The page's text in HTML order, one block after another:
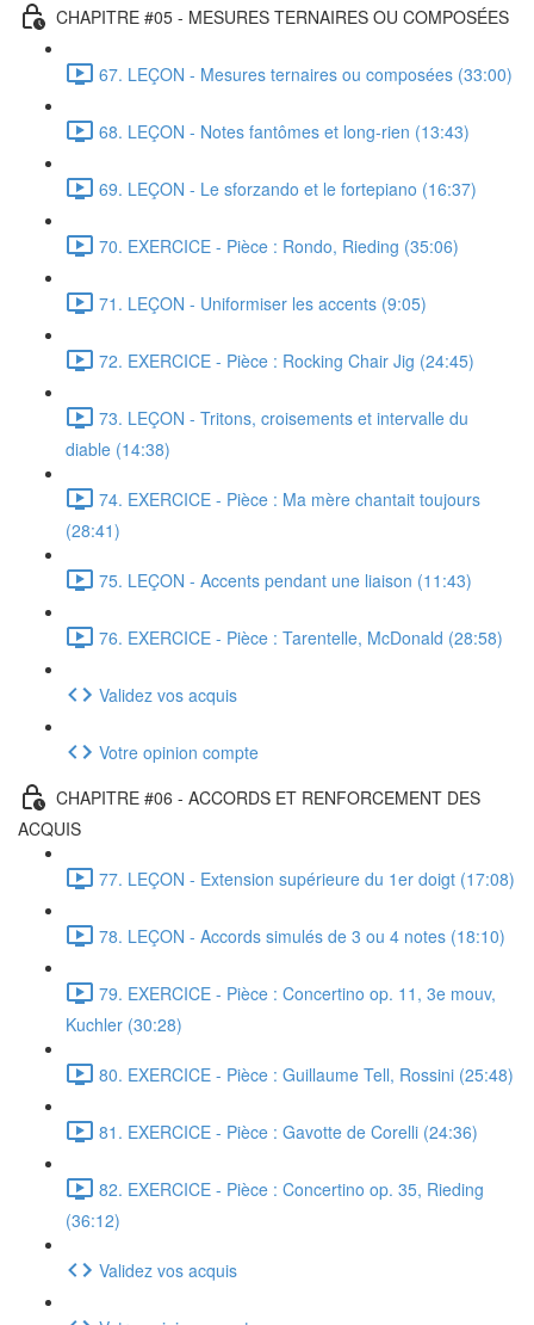
CHAPITRE #05 - MESURES TERNAIRES OU COMPOSÉES
67. LEÇON - Mesures ternaires ou composées (33:00)
68. LEÇON - Notes fantômes et long-rien (13:43)
69. LEÇON - Le sforzando et le fortepiano (16:37)
70. EXERCICE - Pièce : Rondo, Rieding (35:06)
71. LEÇON - Uniformiser les accents (9:05)
72. EXERCICE - Pièce : Rocking Chair Jig (24:45)
73. LEÇON - Tritons, croisements et intervalle du
diable (14:38)
74. EXERCICE - Pièce : Ma mère chantait toujours
(28:41)
75. LEÇON - Accents pendant une liaison (11:43)
76. EXERCICE - Pièce : Tarentelle, McDonald (28:58)
Validez vos acquis
Votre opinion compte
CHAPITRE #06 - ACCORDS ET RENFORCEMENT DES
ACQUIS
77. LEÇON - Extension supérieure du 1er doigt (17:08)
78. LEÇON - Accords simulés de 3 ou 4 notes (18:10)
79. EXERCICE - Pièce : Concertino op. 11, 3e mouv,
Kuchler (30:28)
80. EXERCICE - Pièce : Guillaume Tell, Rossini (25:48)
81. EXERCICE - Pièce : Gavotte de Corelli (24:36)
82. EXERCICE - Pièce : Concertino op. 35, Rieding
(36:12)
Validez vos acquis